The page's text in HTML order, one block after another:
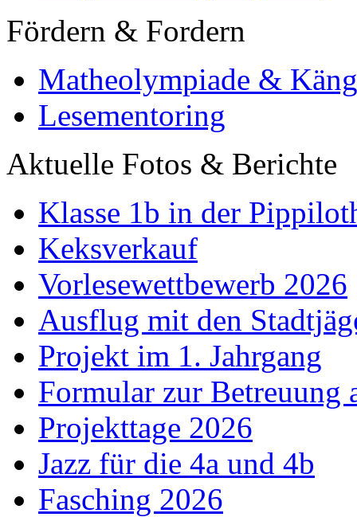
Fördern & Fordern
Matheolympiade &
Lesementoring
Aktuelle Fotos & Berichte
Klasse 1b in der
Keksverkauf
Vorlesewettbewerb 2026
Ausflug mit den
Projekt im 1. Jahrgang
Formular zur Betreuung
Projekttage 2026
Jazz für die 4a und 4b
Fasching 2026